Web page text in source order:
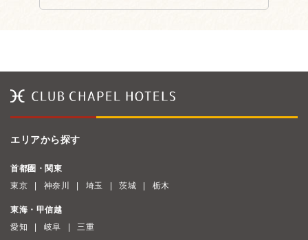
エリアから探す
首都圏・関東
東京
神奈川 埼玉 茨城 栃木
東海・甲信越
愛知
岐阜 三重